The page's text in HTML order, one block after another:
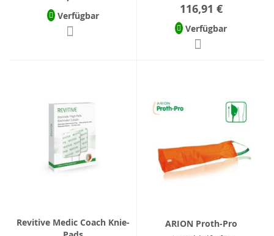
Verfügbar 116,91 €
Verfügbar
Revitive Medic Coach Knie-
ARION Proth-Pro